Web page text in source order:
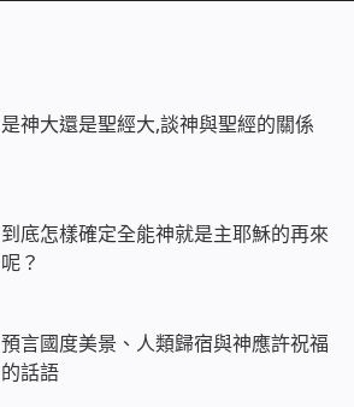
是神大還是聖經大,談神與聖經的關係
到底怎樣確定全能神就是主耶穌的再來
呢？
預言國度美景、人類歸宿與神應許祝福
的話語